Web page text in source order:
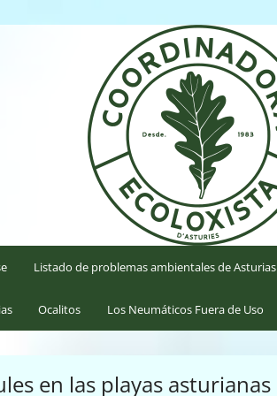
Listado de problemas ambientales de Asturias
Ocalitos Los Neumáticos Fuera de Uso
en las playas asturianas